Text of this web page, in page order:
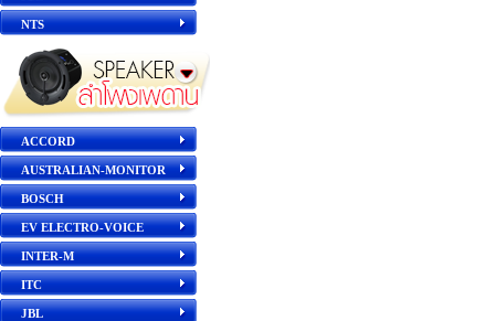
NTS
ACCORD
AUSTRALIAN-MONITOR
BOSCH
EV ELECTRO-VOICE
INTER-M
ITC
JBL